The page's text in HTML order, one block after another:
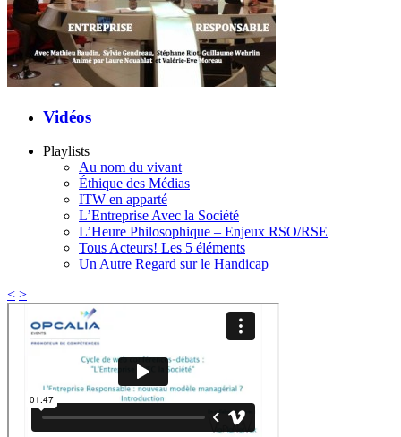
Vidéos
Playlists
Au nom du vivant
Éthique des Médias
ITW en apparté
L’Entreprise Avec la Société
L’Heure Philosophique – Enjeux RSO/RSE
Tous Acteurs! Les 5 éléments
Un Autre Regard sur le Handicap
< >